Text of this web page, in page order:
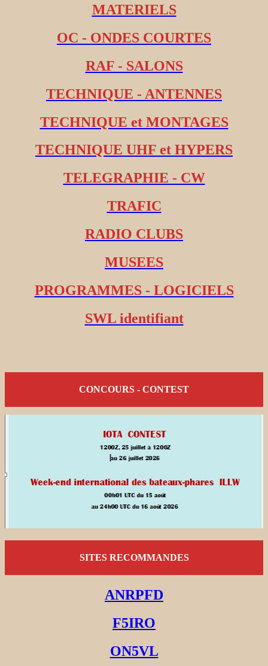
MATERIELS
OC - ONDES COURTES
RAF - SALONS
TECHNIQUE - ANTENNES
TECHNIQUE et MONTAGES
TECHNIQUE UHF et HYPERS
TELEGRAPHIE - CW
TRAFIC
RADIO CLUBS
MUSEES
PROGRAMMES - LOGICIELS
SWL identifiant
CONCOURS - CONTEST
SITES RECOMMANDES
ANRPFD
F5IRO
ON5VL